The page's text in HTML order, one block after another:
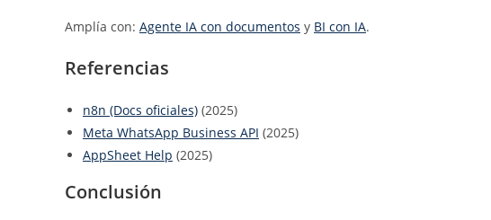
Amplía con: Agente IA con documentos y BI con IA.
Referencias
n8n (Docs oficiales) (2025)
Meta WhatsApp Business API (2025)
AppSheet Help (2025)
Conclusión